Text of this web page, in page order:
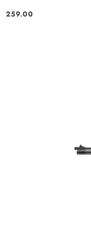
Cena:
259.00